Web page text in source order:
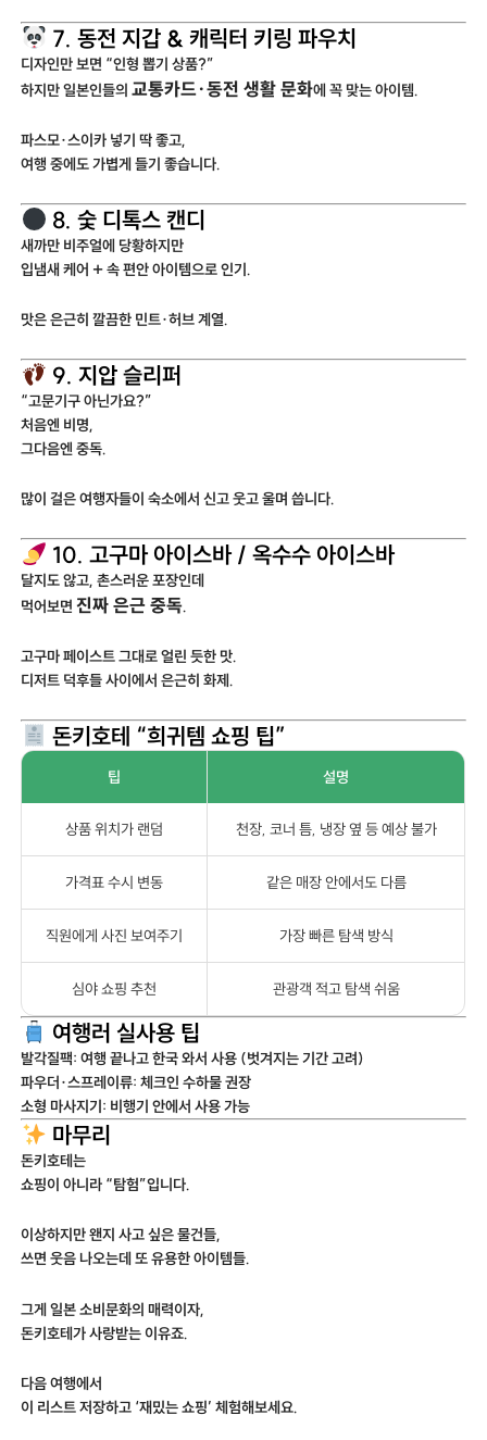
7. 동전 지갑 & 캐릭터 키링 파우치
디자인만 보면 “인형 뽑기 상품?”
하지만 일본인들의교통카드·동전 생활 문화에 꼭 맞는 아이템.
파스모·스이카 넣기 딱 좋고,
여행 중에도 가볍게 들기 좋습니다.
8. 숯 디톡스 캔디
새까만 비주얼에 당황하지만
입냄새 케어 + 속 편안 아이템으로 인기.
맛은 은근히 깔끔한 민트·허브 계열.
9. 지압 슬리퍼
“고문기구 아닌가요?”
처음엔 비명,
그다음엔 중독.
많이 걸은 여행자들이 숙소에서 신고 웃고 울며 씁니다.
10. 고구마 아이스바 / 옥수수 아이스바
달지도 않고, 촌스러운 포장인데
먹어보면진짜 은근 중독.
고구마 페이스트 그대로 얼린 듯한 맛.
디저트 덕후들 사이에서 은근히 화제.
돈키호테 “희귀템 쇼핑 팁”
팁 설명
상품 위치가 랜덤 천장, 코너 틈, 냉장 옆 등 예상 불가
가격표 수시 변동 같은 매장 안에서도 다름
직원에게 사진 보여주기 가장 빠른 탐색 방식
심야 쇼핑 추천 관광객 적고 탐색 쉬움
여행러 실사용 팁
발각질팩: 여행 끝나고 한국 와서 사용 (벗겨지는 기간 고려)
파우더·스프레이류: 체크인 수하물 권장
소형 마사지기: 비행기 안에서 사용 가능
마무리
돈키호테는
쇼핑이 아니라 “탐험”입니다.
이상하지만 왠지 사고 싶은 물건들,
쓰면 웃음 나오는데 또 유용한 아이템들.
그게 일본 소비문화의 매력이자,
돈키호테가 사랑받는 이유죠.
다음 여행에서
이 리스트 저장하고 ‘재밌는 쇼핑’ 체험해보세요.